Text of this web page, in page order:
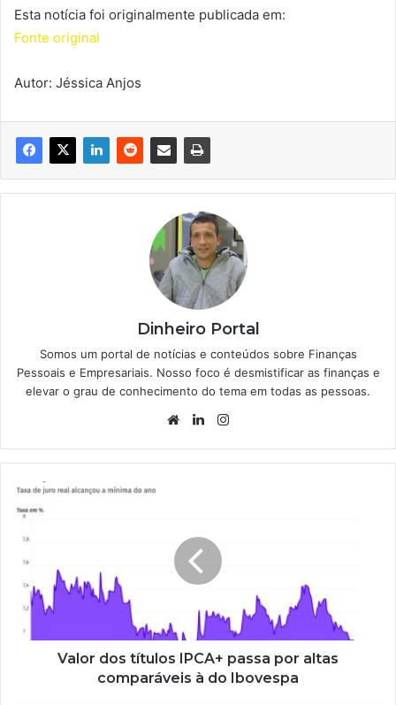
Esta notícia foi originalmente publicada em:
Fonte original
Autor: Jéssica Anjos
Dinheiro Portal
Somos um portal de notícias e conteúdos sobre Finanças
Pessoais e Empresariais. Nosso foco é desmistificar as finanças e
elevar o grau de conhecimento do tema em todas as pessoas.
WebsiteLinkedin
Valor dos títulos IPCA+ passa por altas
comparáveis à do Ibovespa